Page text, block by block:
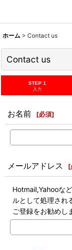
ホーム > Contact us
Contact us
STEP 1
入力
お名前 [必須]
メールアドレス [
Hotmail,Yahooな
ルとして処理され
ご登録をお勧めし